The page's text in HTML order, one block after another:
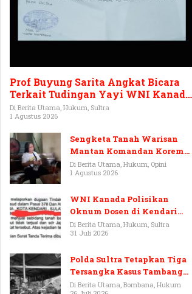
Prof Buyung Sarita Angkat Bicara
Terkait Tudingan Yayi WNI Kanada
Ditagih Utang Rp3,6 Miliar
Di Berita Utama, Hukum, Sultra
1 Agustus 2026
Sengketa Tanah Warisan
Mantan Komandan Korem
143/HO, Ketika Warisan
Menjadi Arena Pemerasan
Di Berita Utama, Hukum, Opini
1 Agustus 2026
WNI Kanada Polisikan
Oknum Dosen di Kendari
Terkait Aset Puluhan Miliar
Di Berita Utama, Hukum, Sultra
31 Juli 2026
Polda Sultra Tetapkan Tiga
Tersangka Kasus Tambang
Emas Ilegal di Bombana
Di Berita Utama, Bombana, Hukum